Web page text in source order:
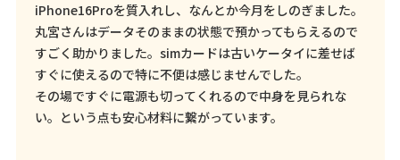
iPhone16Proを質入れし、なんとか今月をしのぎました。
丸宮さんはデータそのままの状態で預かってもらえるので
すごく助かりました。simカードは古いケータイに差せば
すぐに使えるので特に不便は感じませんでした。
その場ですぐに電源も切ってくれるので中身を見られな
い。という点も安心材料に繋がっています。